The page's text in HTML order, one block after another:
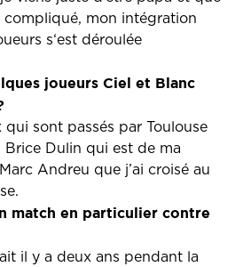
compliqué, mon intégration
s‘est déroulée
joueurs Ciel et Blanc
qui sont passés par Toulouse
Brice Dulin qui est de ma
Andreu que j’ai croisé au
match en particulier contre
il y a deux ans pendant la